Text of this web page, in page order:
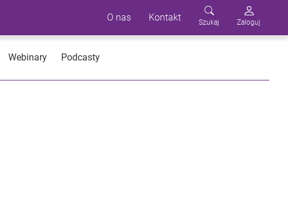
O nas Kontakt Szukaj Zaloguj
Webinary Podcasty